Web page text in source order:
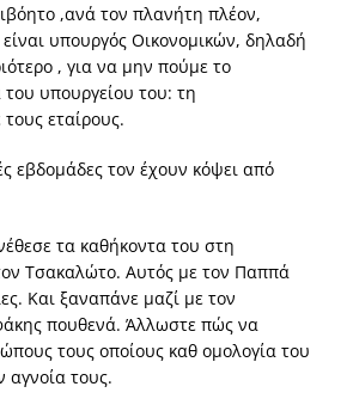
,ανά τον πλανήτη πλέον,
υπουργός Οικονομικών, δηλαδή
, για να μην πούμε το
του υπουργείου του: τη
εταίρους.
εβδομάδες τον έχουν κόψει από
τα καθήκοντα του στη
Τσακαλώτο. Αυτός με τον Παππά
Και ξαναπάνε μαζί με τον
πουθενά. Άλλωστε πώς να
τους οποίους καθ ομολογία του
τους.